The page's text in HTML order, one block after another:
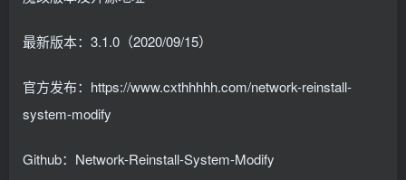
最新版本：3.1.0（2020/09/15）
官方发布：https://www.cxthhhhh.com/network-reinstall-
system-modify
Github：Network-Reinstall-System-Modify